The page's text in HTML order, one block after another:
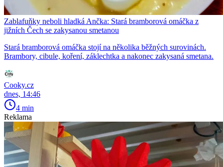
Zablafuňky neboli hladká Ančka: Stará bramborová omáčka z
jižních Čech se zakysanou smetanou
Stará bramborová omáčka stojí na několika běžných surovinách.
Brambory, cibule, koření, záklechtka a nakonec zakysaná smetana.
Cooky.cz
dnes, 14:46
4 min
Reklama